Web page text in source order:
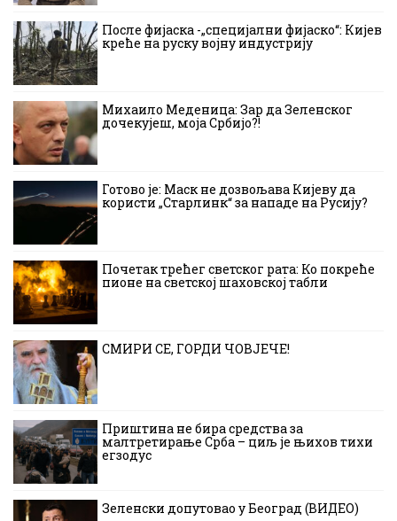
После фијаска -„специјални фијаско“: Кијев
креће на руску војну индустрију
Михаило Меденица: Зар да Зеленског
дочекујеш, моја Србијо?!
Готово је: Маск не дозвољава Кијеву да
користи „Старлинк“ за нападе на Русију?
Почетак трећег светског рата: Ко покреће
пионе на светској шаховској табли
СМИРИ СЕ, ГОРДИ ЧОВЈЕЧЕ!
Приштина не бира средства за
малтретирање Срба – циљ је њихов тихи
егзодус
Зеленски допутовао у Београд (ВИДЕО)